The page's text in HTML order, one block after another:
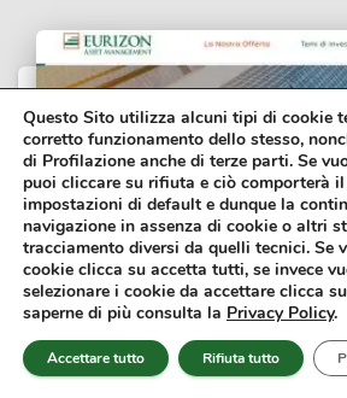
Eurizon Tesoreria Euro:
Questo Sito utilizza alcuni tipi di cookie
corretto funzionamento dello stesso,
di Profilazione anche di terze parti. Se
puoi cliccare su rifiuta e ciò comporterà il
impostazioni di default e dunque la
navigazione in assenza di cookie o altri
tracciamento diversi da quelli tecnici. Se
cookie clicca su accetta tutti, se invece
selezionare i cookie da accettare clicca
saperne di più consulta la Privacy Policy.
Accettare tutto Rifiuta tutto